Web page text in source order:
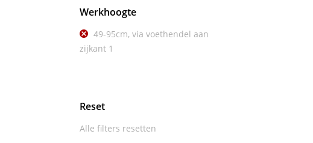
Werkhoogte
49-95cm, via voethendel aan
zijkant 1
Reset
Alle filters resetten